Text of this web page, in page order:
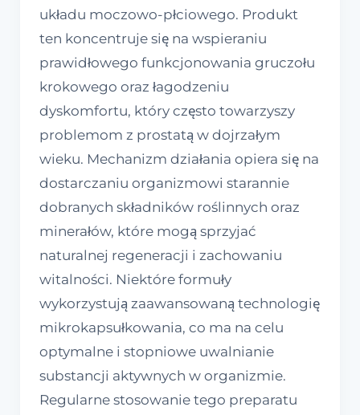
układu moczowo-płciowego. Produkt
ten koncentruje się na wspieraniu
prawidłowego funkcjonowania gruczołu
krokowego oraz łagodzeniu
dyskomfortu, który często towarzyszy
problemom z prostatą w dojrzałym
wieku. Mechanizm działania opiera się na
dostarczaniu organizmowi starannie
dobranych składników roślinnych oraz
minerałów, które mogą sprzyjać
naturalnej regeneracji i zachowaniu
witalności. Niektóre formuły
wykorzystują zaawansowaną technologię
mikrokapsułkowania, co ma na celu
optymalne i stopniowe uwalnianie
substancji aktywnych w organizmie.
Regularne stosowanie tego preparatu